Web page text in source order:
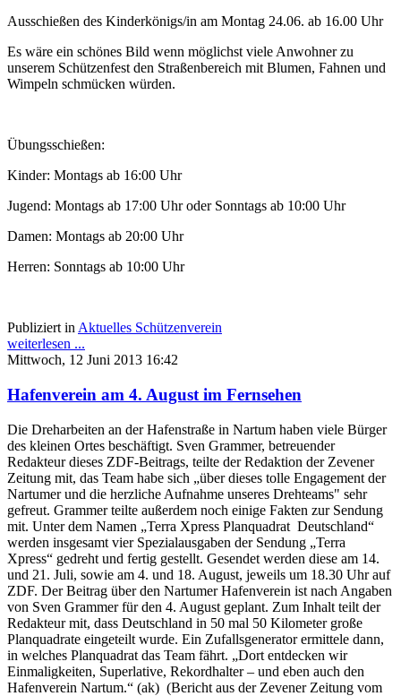
Ausschießen des Kinderkönigs/in am Montag 24.06. ab 16.00 Uhr
Es wäre ein schönes Bild wenn möglichst viele Anwohner zu
unserem Schützenfest den Straßenbereich mit Blumen, Fahnen und
Wimpeln schmücken würden.
Übungsschießen:
Kinder: Montags ab 16:00 Uhr
Jugend: Montags ab 17:00 Uhr oder Sonntags ab 10:00 Uhr
Damen: Montags ab 20:00 Uhr
Herren: Sonntags ab 10:00 Uhr
Publiziert in Aktuelles Schützenverein
weiterlesen ...
Mittwoch, 12 Juni 2013 16:42
Hafenverein am 4. August im Fernsehen
Die Dreharbeiten an der Hafenstraße in Nartum haben viele Bürger
des kleinen Ortes beschäftigt. Sven Grammer, betreuender
Redakteur dieses ZDF-Beitrags, teilte der Redaktion der Zevener
Zeitung mit, das Team habe sich „über dieses tolle Engagement der
Nartumer und die herzliche Aufnahme unseres Drehteams" sehr
gefreut. Grammer teilte außerdem noch einige Fakten zur Sendung
mit. Unter dem Namen „Terra Xpress Planquadrat Deutschland“
werden insgesamt vier Spezialausgaben der Sendung „Terra
Xpress“ gedreht und fertig gestellt. Gesendet werden diese am 14.
und 21. Juli, sowie am 4. und 18. August, jeweils um 18.30 Uhr auf
ZDF. Der Beitrag über den Nartumer Hafenverein ist nach Angaben
von Sven Grammer für den 4. August geplant. Zum Inhalt teilt der
Redakteur mit, dass Deutschland in 50 mal 50 Kilometer große
Planquadrate eingeteilt wurde. Ein Zufallsgenerator ermittele dann,
in welches Planquadrat das Team fährt. „Dort entdecken wir
Einmaligkeiten, Superlative, Rekordhalter – und eben auch den
Hafenverein Nartum.“ (ak) (Bericht aus der Zevener Zeitung vom